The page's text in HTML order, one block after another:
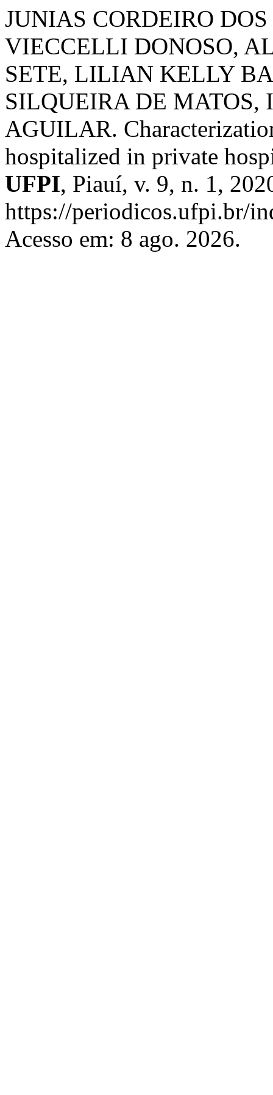
JUNIAS CORDEIRO
VIECCELLI DONOSO,
SETE, LILIAN KELLY
SILQUEIRA DE
AGUILAR.
hospitalized in private
UFPI, Piauí, v. 9, n. 1,
https://periodicos.ufpi.br/
Acesso em: 8 ago. 2026.